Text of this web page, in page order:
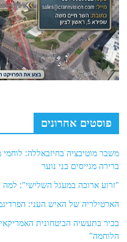
פוסטים אחרונים
משבר מוטיבציה בחיזבאללה:
ברירה מגייסים בני נוער
"זרוע ארוכה במעגל השלישי": למה
הארטילריה של האיש העני:
בכיר בתעשיה הביטחונית
הלוחמה"